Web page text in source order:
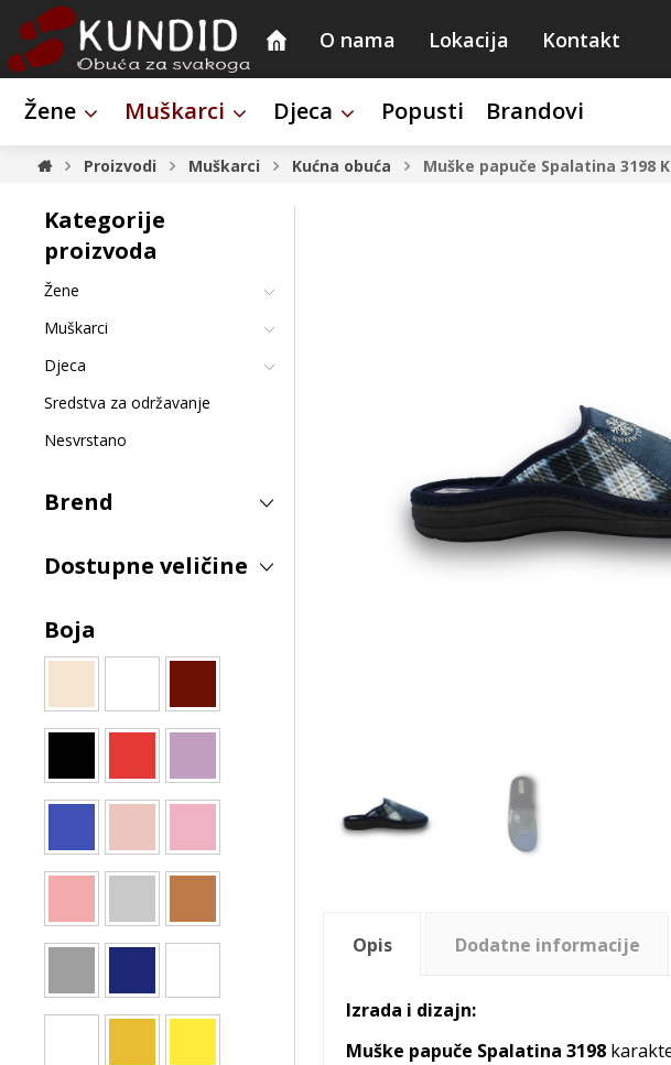
O nama Lokacija Kontakt
Žene Muškarci Djeca Popusti Brandovi
Proizvodi Muškarci Kućna obuća Muške papuče Spalatina 3198
Opis Dodatne informacije
Izrada i dizajn:
Muške papuče Spalatina 3198
Kategorije
proizvoda
Žene
Muškarci
Djeca
Sredstva za održavanje
Nesvrstano
Brend
Dostupne veličine
Boja